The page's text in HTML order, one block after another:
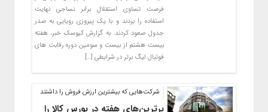
فرصت تساوی استقلال برابر نساجی نهایت
استفاده را بردند و با یک پیروزی رویایی به صدر
جدول صعود کردند. به گزارش کیوسک خبر، هفته
بیست هشتم از بیست و سومین دوره رقابت های
فوتبال لیگ برتر در شرایطی […]
شرکت‌هایی که بیشترین ارزش فروش را داشتند
برترین‌های هفته در بورس کالا را